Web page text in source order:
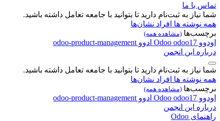
تماس با ما
شما نیاز به ثبت‌نام دارید تا بتوانید با جامعه تعامل داشته باشید.
همه نوشته ها افراد نشان‌ها
برچسب‌ها (مشاهده همه)
اودوو Odoo odoo17 ادوو odoo-product-management
درباره این انجمن
شما نیاز به ثبت‌نام دارید تا بتوانید با جامعه تعامل داشته باشید.
همه نوشته ها افراد نشان‌ها
برچسب‌ها (مشاهده همه)
اودوو Odoo odoo17 ادوو odoo-product-management
درباره این انجمن
راهنمای Odoo